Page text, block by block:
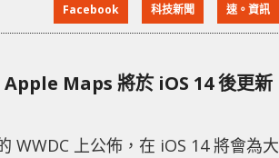
表的聲明表示：這個顯然是一個
修復。該發言人附調：「在這種情況
Facebook 科技新聞 速。資訊
Apple Maps 將於 iOS 14 後更新
WWDC 上公佈，在 iOS 14 將會為大